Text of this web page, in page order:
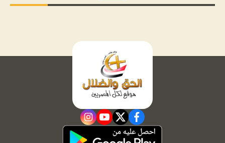
facebook
twitter
youtube
instagram